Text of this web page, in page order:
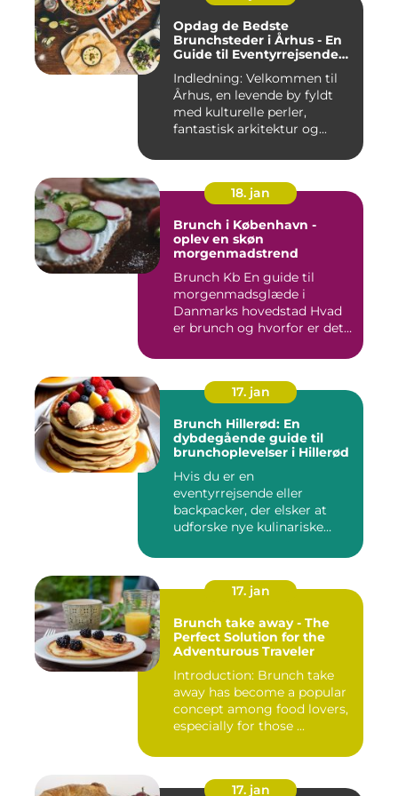
Opdag de Bedste
Brunchsteder i Århus - En
Guide til Eventyrrejsende
Indledning: Velkommen til
Århus, en levende by fyldt
med kulturelle perler,
fantastisk arkitektur og...
18. jan
Brunch i København -
oplev en skøn
morgenmadstrend
Brunch Kb En guide til
morgenmadsglæde i
Danmarks hovedstad Hvad
er brunch og hvorfor er det
17. jan
Brunch Hillerød: En
dybdegående guide til
brunchoplevelser i Hillerød
Hvis du er en
eventyrrejsende eller
backpacker, der elsker at
udforske nye kulinariske
17. jan
Brunch take away - The
Perfect Solution for the
Adventurous Traveler
Introduction: Brunch take
away has become a popular
concept among food lovers,
especially for those ...
17. jan